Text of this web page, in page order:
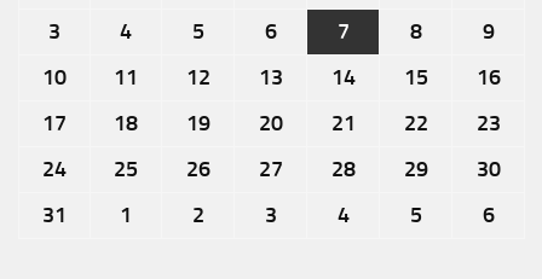
3
4 5 6 7 8
9
10
11 12 13 14 15
16
17
18 19 20 21 22
23
24
25 26 27 28 29
30
31
1 2 3 4 5 6